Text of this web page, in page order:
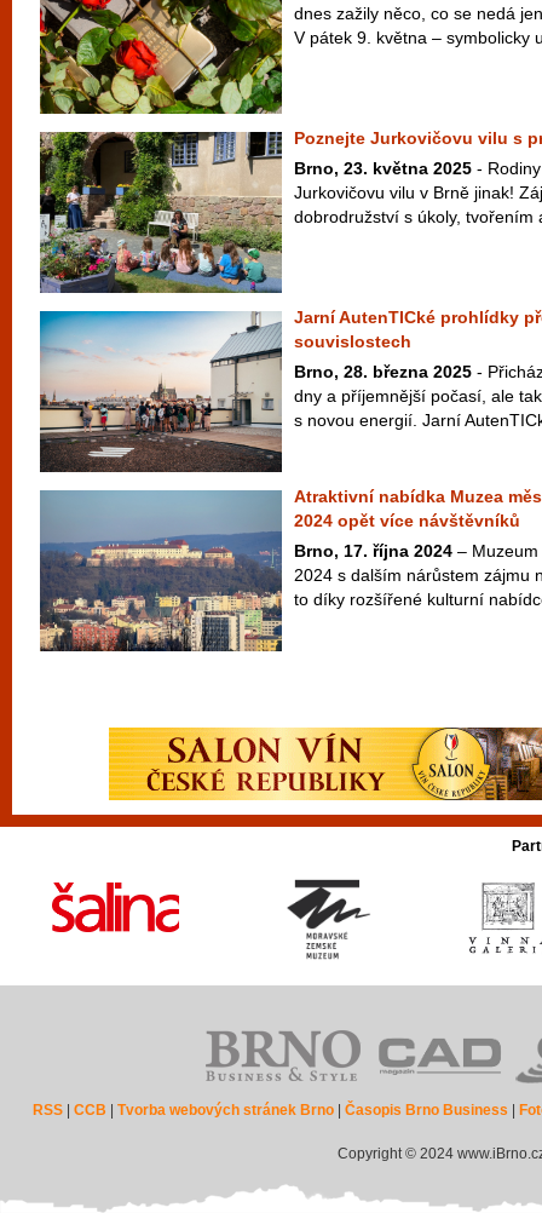
dnes zažily něco, co se nedá
V pátek 9. května – symbolicky
Poznejte Jurkovičovu vilu s
Brno, 23. května 2025 -
Jurkovičovu vilu v Brně jinak!
dobrodružství s úkoly, tvořením
Jarní AutenTICké prohlídky
souvislostech
Brno, 28. března 2025 -
dny a příjemnější počasí, ale
s novou energií. Jarní
Atraktivní nabídka Muzea
2024 opět více návštěvníků
Brno, 17. října 2024 –
2024 s dalším nárůstem zájmu
to díky rozšířené kulturní
RSS |CCB |Tvorba webových stránek Brno |Časopis Brno Business
Copyright © 2024